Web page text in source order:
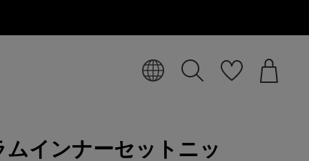
ムインナーセットニッ